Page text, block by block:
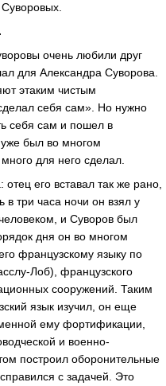
очень любили друг
для Александра Суворова.
этаким чистым
себя сам». Но нужно
себя сам и пошел в
был во многом
для него сделал.
его вставал так же рано,
в три часа ночи он взял у
и Суворов был
дня он во многом
французскому языку по
Лоб), французского
сооружений. Таким
язык изучил, он еще
ему фортификации,
и военно-
построил оборонительные
с задачей. Это